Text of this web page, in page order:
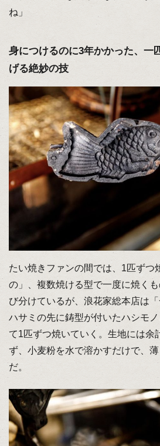
ね」
身につけるのに3年かかった、一
げる絶妙の技
たい焼きファンの間では、1匹ずつ
の」、複数焼ける型で一度に焼く
び分けているが、浪花家総本店は「
ハサミの先に鋳型が付いたハシモ
て1匹ずつ焼いていく。生地には余
ず、⼩⻨粉を⽔で溶かすだけで、
だ。